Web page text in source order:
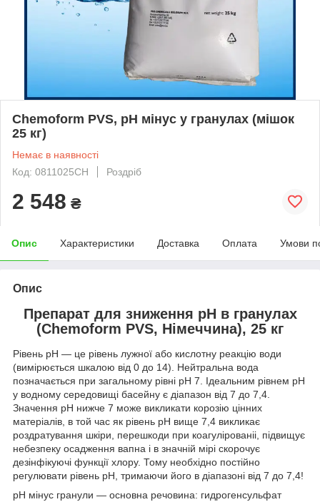
Chemoform PVS, pH мінус у гранулах (мішок
25 кг)
Немає в наявності
Код: 0811025CH
Роздріб
2 548 ₴
Опис Характеристики Доставка Оплата Умови
Опис
Препарат для зниження pH в гранулах
(Chemoform PVS, Німеччина), 25 кг
Рівень pH — це рівень лужної або кислотну реакцію води
(вимірюється шкалою від 0 до 14). Нейтральна вода
позначається при загальному рівні pH 7. Ідеальним рівнем pH
у водному середовищі басейну є діапазон від 7 до 7,4.
Значення pH нижче 7 може викликати корозію цінних
матеріалів, в той час як рівень pH вище 7,4 викликає
роздратування шкіри, перешкоди при коагулірованіі, підвищує
небезпеку осадження вапна і в значній мірі скорочує
дезінфікуючі функції хлору. Тому необхідно постійно
регулювати рівень pH, тримаючи його в діапазоні від 7 до 7,4!
pH мінус гранули — основна речовина: гидрогенсульфат